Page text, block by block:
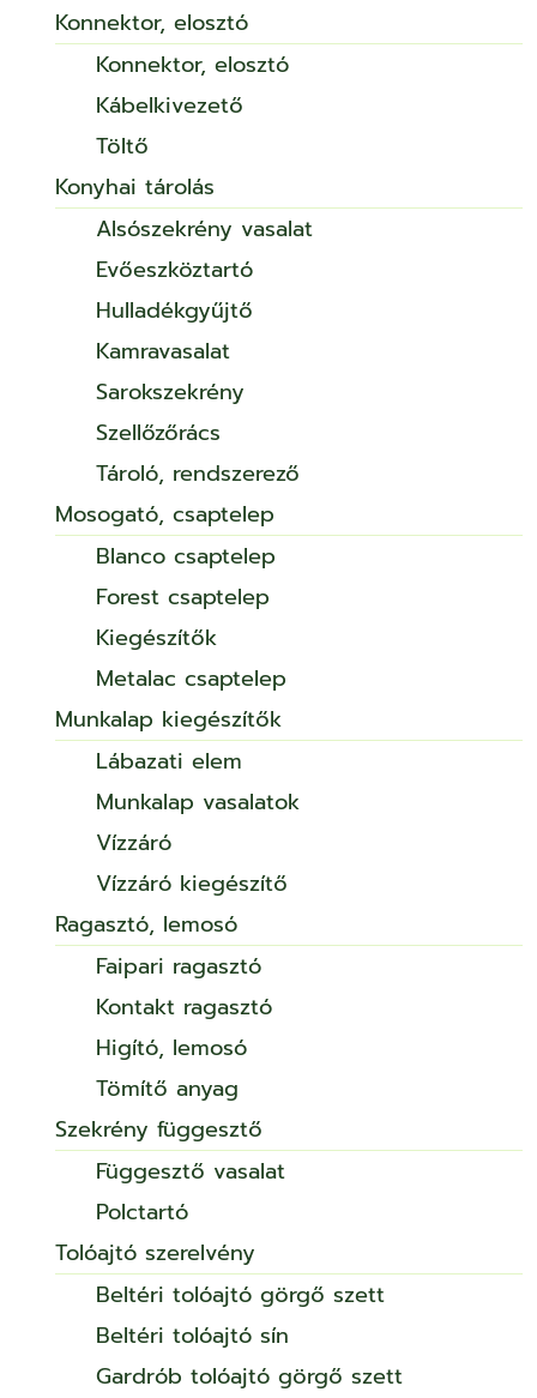
Konnektor, elosztó
Konnektor, elosztó
Kábelkivezető
Töltő
Konyhai tárolás
Alsószekrény vasalat
Evőeszköztartó
Hulladékgyűjtő
Kamravasalat
Sarokszekrény
Szellőzőrács
Tároló, rendszerező
Mosogató, csaptelep
Blanco csaptelep
Forest csaptelep
Kiegészítők
Metalac csaptelep
Munkalap kiegészítők
Lábazati elem
Munkalap vasalatok
Vízzáró
Vízzáró kiegészítő
Ragasztó, lemosó
Faipari ragasztó
Kontakt ragasztó
Higító, lemosó
Tömítő anyag
Szekrény függesztő
Függesztő vasalat
Polctartó
Tolóajtó szerelvény
Beltéri tolóajtó görgő szett
Beltéri tolóajtó sín
Gardrób tolóajtó görgő szett